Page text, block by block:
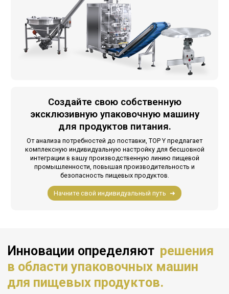
Создайте свою собственную
эксклюзивную упаковочную машину
для продуктов питания.
От анализа потребностей до поставки, TOP Y предлагает
комплексную индивидуальную настройку для бесшовной
интеграции в вашу производственную линию пищевой
промышленности, повышая производительность и
безопасность пищевых продуктов.
Начните свой индивидуальный путь
Инновации определяют решения
в области упаковочных машин
для пищевых продуктов.